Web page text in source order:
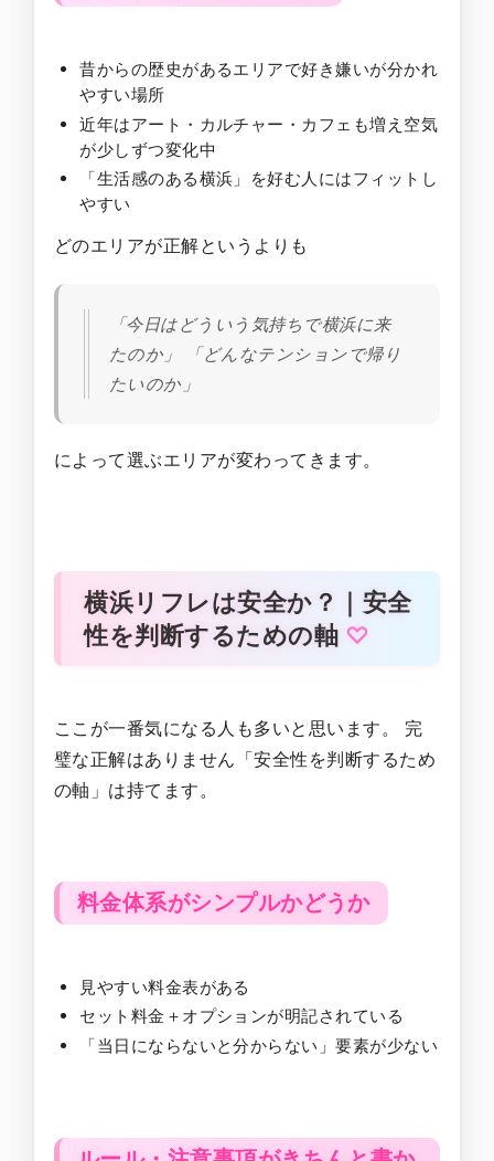
昔からの歴史があるエリアで好き嫌いが分かれ
やすい場所
近年はアート・カルチャー・カフェも増え空気
が少しずつ変化中
「生活感のある横浜」を好む人にはフィットし
やすい
どのエリアが正解というよりも
「今日はどういう気持ちで横浜に来
たのか」 「どんなテンションで帰り
たいのか」
によって選ぶエリアが変わってきます。
横浜リフレは安全か？｜安全
性を判断するための軸
ここが一番気になる人も多いと思います。 完
璧な正解はありません「安全性を判断するため
の軸」は持てます。
料金体系がシンプルかどうか
見やすい料金表がある
セット料金＋オプションが明記されている
「当日にならないと分からない」要素が少ない